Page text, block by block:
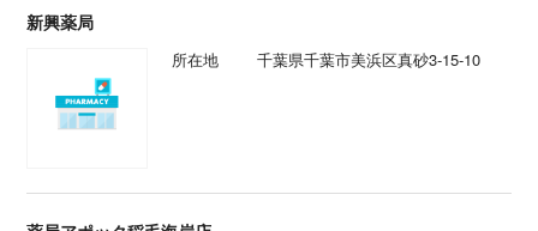
新興薬局
所在地 千葉県千葉市美浜区真砂3-15-10